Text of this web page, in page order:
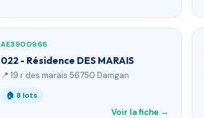
AE3900966
022 - Résidence DES MARAIS
📍 19 r des marais 56750 Damgan
🏠 8 lots
Voir la fiche →